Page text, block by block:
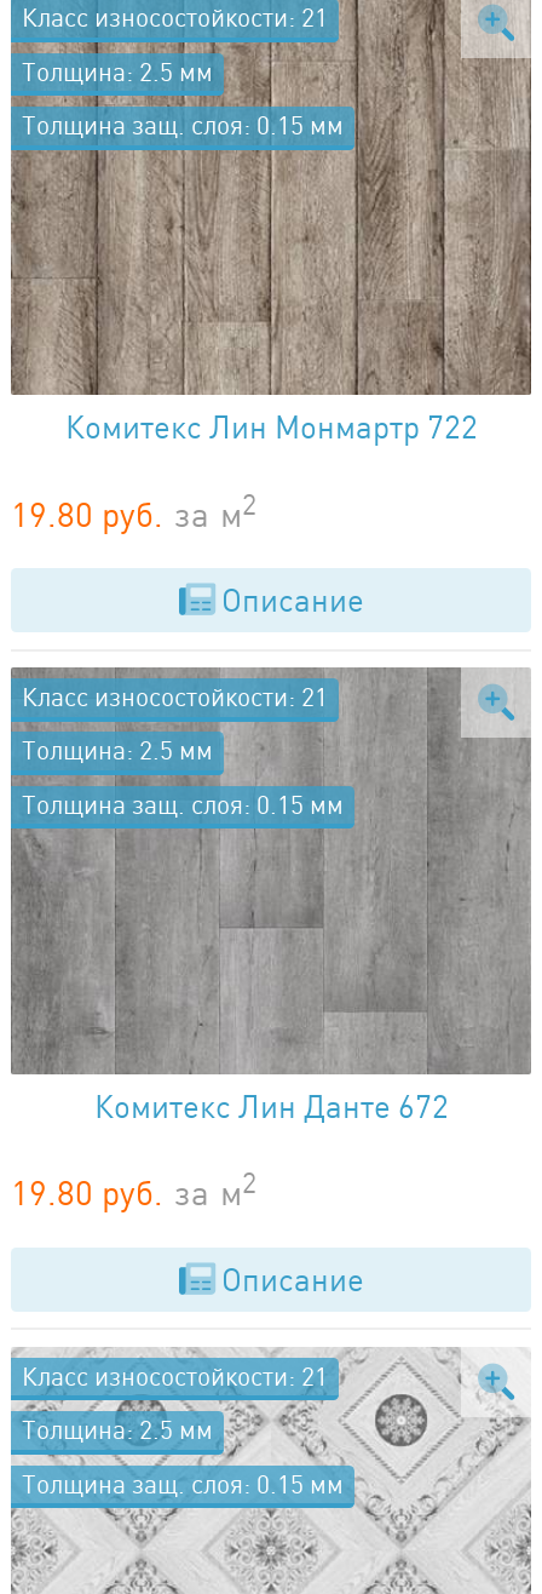
Класс износостойкости: 21
Толщина: 2.5 мм
Толщина защ. слоя: 0.15 мм
Комитекс Лин Монмартр 722
19.80 руб. за м2
Описание
Класс износостойкости: 21
Толщина: 2.5 мм
Толщина защ. слоя: 0.15 мм
Комитекс Лин Данте 672
19.80 руб. за м2
Описание
Класс износостойкости: 21
Толщина: 2.5 мм
Толщина защ. слоя: 0.15 мм